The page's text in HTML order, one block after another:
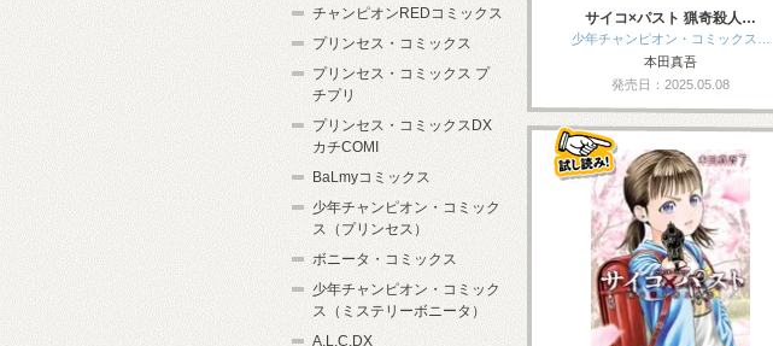
サイコ×パスト 猟奇殺人…
少年チャンピオン・コミックス…
本田真吾
発売日：2025.05.08
チャンピオンREDコミックス
プリンセス・コミックス
プリンセス・コミックス プ
チプリ
プリンセス・コミックスDX
カチCOMI
BaLmyコミックス
少年チャンピオン・コミック
ス（プリンセス）
ボニータ・コミックス
少年チャンピオン・コミック
ス（ミステリーボニータ）
A.L.C.DX